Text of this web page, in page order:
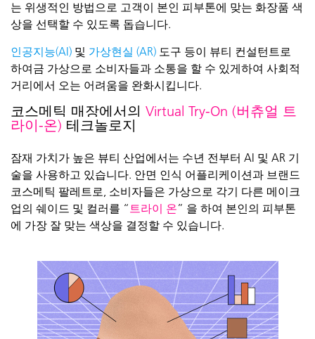
는 위생적인 방법으로 고객이 본인 피부톤에 맞는 화장품 색
상을 선택할 수 있도록 돕습니다.
인공지능(AI) 및 가상현실 (AR) 도구 등이 뷰티 컨설턴트로
하여금 가상으로 소비자들과 소통을 할 수 있게하여 사회적
거리에서 오는 어려움을 완화시킵니다.
코스메틱 매장에서의 Virtual Try-On (버츄얼 트
라이-온) 테크놀로지
잠재 가치가 높은 뷰티 산업에서는 수년 전부터 AI 및 AR 기
술을 사용하고 있습니다. 안면 인식 어플리케이션과 브랜드
코스메틱 팔레트로, 소비자들은 가상으로 각기 다른 메이크
업의 쉐이드 및 컬러를 “트라이 온” 을 하여 본인의 피부톤
에 가장 잘 맞는 색상을 결정할 수 있습니다.